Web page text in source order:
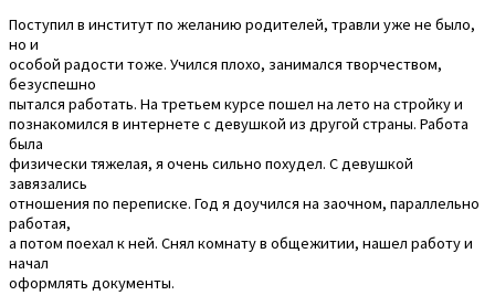
Поступил в институт по желанию родителей, травли уже не было,
но и
особой радости тоже. Учился плохо, занимался творчеством,
безуспешно
пытался работать. На третьем курсе пошел на лето на стройку и
познакомился в интернете с девушкой из другой страны. Работа
была
физически тяжелая, я очень сильно похудел. С девушкой
завязались
отношения по переписке. Год я доучился на заочном, параллельно
работая,
а потом поехал к ней. Снял комнату в общежитии, нашел работу и
начал
оформлять документы.